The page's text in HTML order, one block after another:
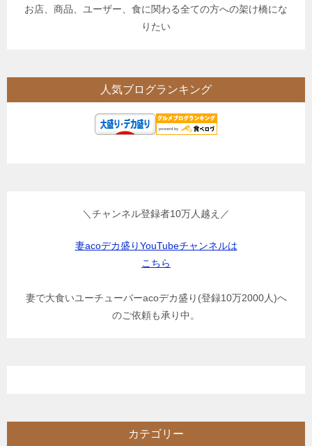
お店、商品、ユーザー、食に関わる全ての方への架け橋にな
りたい
人気ブログランキング
＼チャンネル登録者10万人越え／
妻acoデカ盛りYouTubeチャンネルは
こちら
妻で大食いユーチューバーacoデカ盛り(登録10万2000人)へ
のご依頼も承り中。
カテゴリー